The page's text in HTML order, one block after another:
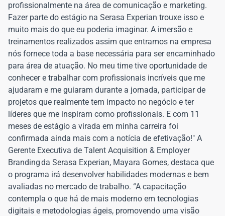
profissionalmente na área de comunicação e marketing.
Fazer parte do estágio na Serasa Experian trouxe isso e
muito mais do que eu poderia imaginar. A imersão e
treinamentos realizados assim que entramos na empresa
nós fornece toda a base necessária para ser encaminhado
para área de atuação. No meu time tive oportunidade de
conhecer e trabalhar com profissionais incríveis que me
ajudaram e me guiaram durante a jornada, participar de
projetos que realmente tem impacto no negócio e ter
líderes que me inspiram como profissionais. E com 11
meses de estágio a virada em minha carreira foi
confirmada ainda mais com a notícia de efetivação!" A
Gerente Executiva de Talent Acquisition & Employer
Branding da Serasa Experian, Mayara Gomes, destaca que
o programa irá desenvolver habilidades modernas e bem
avaliadas no mercado de trabalho. “A capacitação
contempla o que há de mais moderno em tecnologias
digitais e metodologias ágeis, promovendo uma visão